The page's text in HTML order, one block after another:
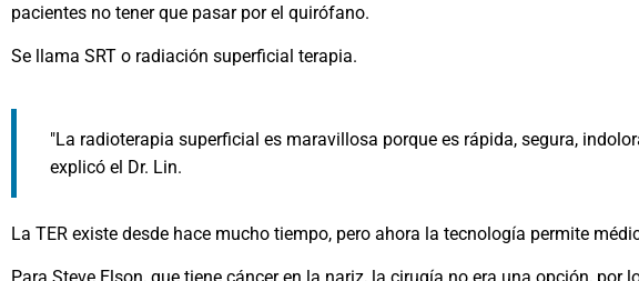
pacientes no tener que pasar por el quirófano.
Se llama SRT o radiación superficial terapia.
"La radioterapia superficial es maravillosa porque es rápida, segura,
explicó el Dr. Lin.
La TER existe desde hace mucho tiempo, pero ahora la tecnología permite